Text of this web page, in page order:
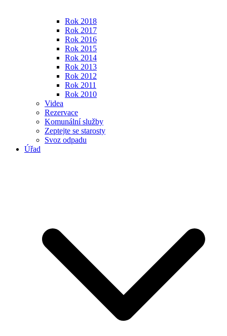
Rok 2018
Rok 2017
Rok 2016
Rok 2015
Rok 2014
Rok 2013
Rok 2012
Rok 2011
Rok 2010
Videa
Rezervace
Komunální služby
Zeptejte se starosty
Svoz odpadu
Úřad